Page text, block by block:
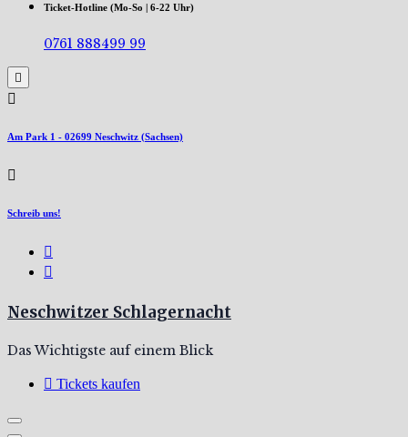
Ticket-Hotline (Mo-So | 6-22 Uhr)
0761 888499 99
Am Park 1 - 02699 Neschwitz (Sachsen)
Schreib uns!
Neschwitzer Schlagernacht
Das Wichtigste auf einem Blick
Tickets kaufen